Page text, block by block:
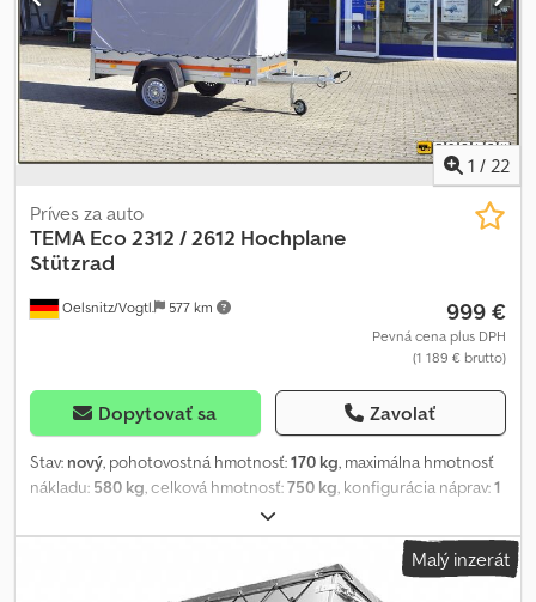
1 / 22
Oelsnitz/Vogtl. 577 km
Príves za auto
TEMA Eco 2312 / 2612 Hochplane
Stützrad
999 €
Pevná cena plus DPH
(1 189 € brutto)
Dopytovať sa Zavolať
Stav: nový, pohotovostná hmotnosť:170 kg, maximálna hmotnosť
nákladu: 580 kg , celková hmotnosť:750 kg , konfigurácia náprav:1
, dĺžka ložného priestoru:
priestoru:1 260 mm, výška ložného priestoru:1 400 mm, celková
, veľkosť pneumatiky:R13,
príves bez bŕzd, Car Trailer ECO 2312 /
Malý inzerát